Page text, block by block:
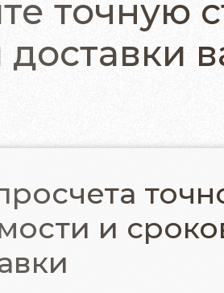
точную
доставки
и